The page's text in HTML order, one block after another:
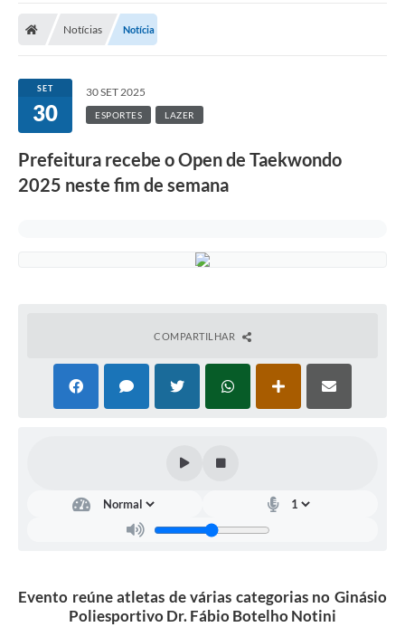
Notícias Notícia
SET
30
30 SET 2025
ESPORTES LAZER
Prefeitura recebe o Open de Taekwondo
2025 neste fim de semana
COMPARTILHAR
Evento reúne atletas de várias categorias no Ginásio
Poliesportivo Dr. Fábio Botelho Notini